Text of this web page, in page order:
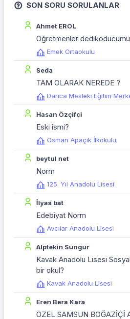
SON SORU SORULANLAR
Ahmet EROL
Öğretmenler dedikoducumu
Emek Ortaokulu
Seda
TAM OLARAK NEREDE ?
Darıca Mesleki Eğitim
Hasan Özçifçi
Eski ismi?
Osman Apaçık İlkokulu
beytul net
Norm
125. Yıl Anadolu Lisesi
İlyas bat
Edebiyat Norm
Avcılar Anadolu Lisesi
Alptekin Sungur
Kavak Anadolu Lisesi
bir okul?
Kavak Anadolu Lisesi
Eren Bera Kara
ÖZEL SAMSUN BOĞAZİÇİ